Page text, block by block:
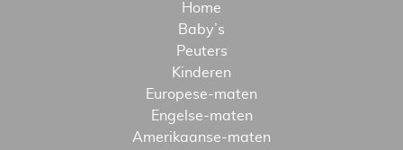
Home
Baby’s
Peuters
Kinderen
Europese-maten
Engelse-maten
Amerikaanse-maten